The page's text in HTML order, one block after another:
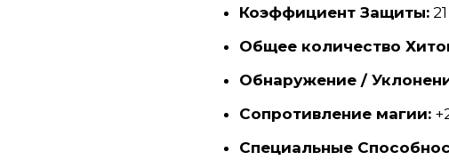
Коэффициент Защиты:21
Общее количество
Обнаружение /
Сопротивление магии:
Специальные